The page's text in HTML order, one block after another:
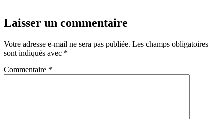
Laisser un commentaire
Votre adresse e-mail ne sera pas publiée. Les champs obligatoires
sont indiqués avec *
Commentaire *